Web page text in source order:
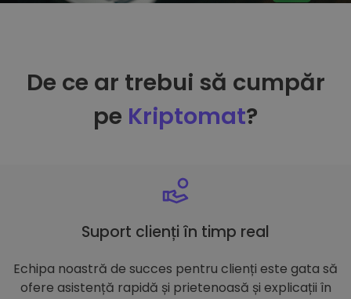
De ce ar trebui să cumpăr
pe Kriptomat?
Suport clienți în timp real
Echipa noastră de succes pentru clienți este gata să
ofere asistență rapidă și prietenoasă și explicații în